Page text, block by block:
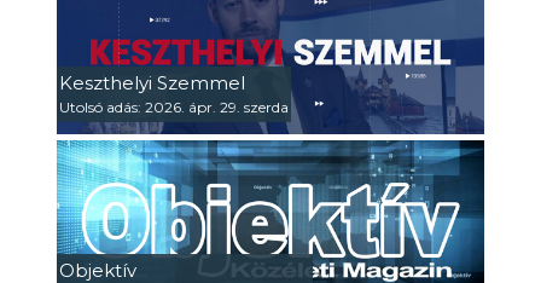
Keszthelyi Szemmel
Utolsó adás: 2026. ápr. 29. szerda
Objektív